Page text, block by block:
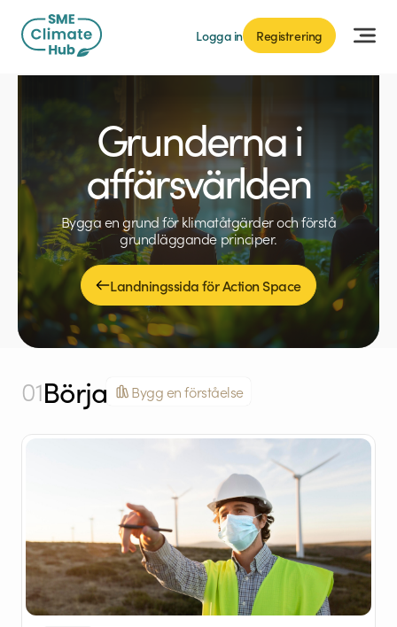
Logga in Registrering
Grunderna i
affärsvärlden
Bygga en grund för klimatåtgärder och förstå
grundläggande principer.
Landningssida för Action Space
01Börja Bygg en förståelse